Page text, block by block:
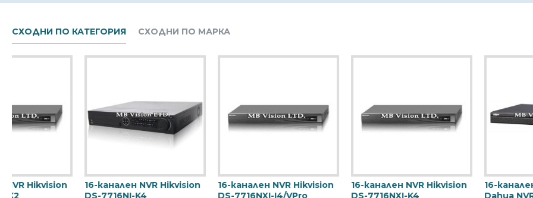
СХОДНИ ПО КАТЕГОРИЯ СХОДНИ ПО МАРКА
NVR Hikvision
I4/VPro
16-канален NVR Hikvision
DS-7716NXI-K4
16-канален NVR с 16 PoE
Dahua NVR5216-16P-EI2
16-канален PoE NVR
Hikvision DS-7616NXI-
16-